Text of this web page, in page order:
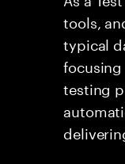
tools,
typical
testing